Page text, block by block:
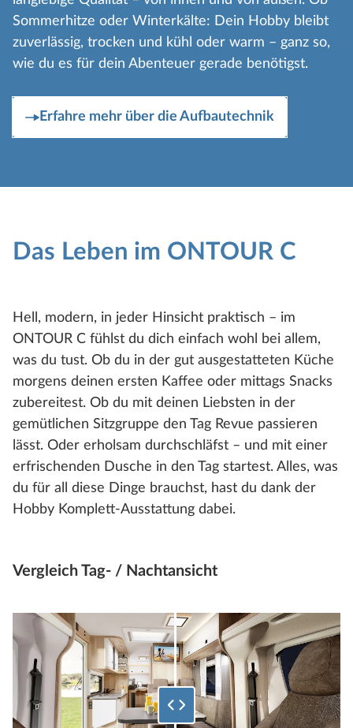
Sommerhitze oder Winterkälte: Dein Hobby bleibt
zuverlässig, trocken und kühl oder warm – ganz so,
wie du es für dein Abenteuer gerade benötigst.
Erfahre mehr über die Aufbautechnik
Das Leben im ONTOUR C
Hell, modern, in jeder Hinsicht praktisch – im
ONTOUR C fühlst du dich einfach wohl bei allem,
was du tust. Ob du in der gut ausgestatteten Küche
morgens deinen ersten Kaffee oder mittags Snacks
zubereitest. Ob du mit deinen Liebsten in der
gemütlichen Sitzgruppe den Tag Revue passieren
lässt. Oder erholsam durchschläfst – und mit einer
erfrischenden Dusche in den Tag startest. Alles, was
du für all diese Dinge brauchst, hast du dank der
Hobby Komplett-Ausstattung dabei.
Vergleich Tag- / Nachtansicht
Wählen Sie aus, welcher Prozentsatz des unteren Bildes